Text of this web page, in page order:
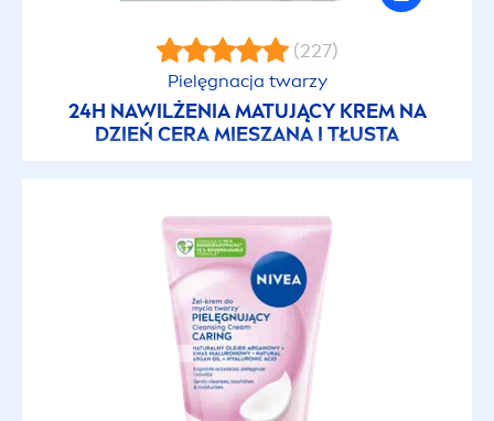
(227)
Pielęgnacja twarzy
24H NAWILŻENIA MATUJĄCY KREM NA
DZIEŃ CERA MIESZANA I TŁUSTA